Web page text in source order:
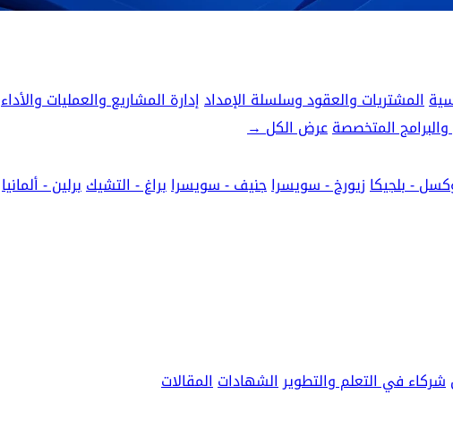
المشتريات والعقود وسلسلة الإمدادإدارة المشاريع والعمليات والأداء
المتخصصةعرض الكل→
- بلجيكازيورخ - سويسراجنيف - سويسرابراغ - التشيكبرلين - ألمانيا
شركاء في التعلم والتطويرالشهاداتالمقالات